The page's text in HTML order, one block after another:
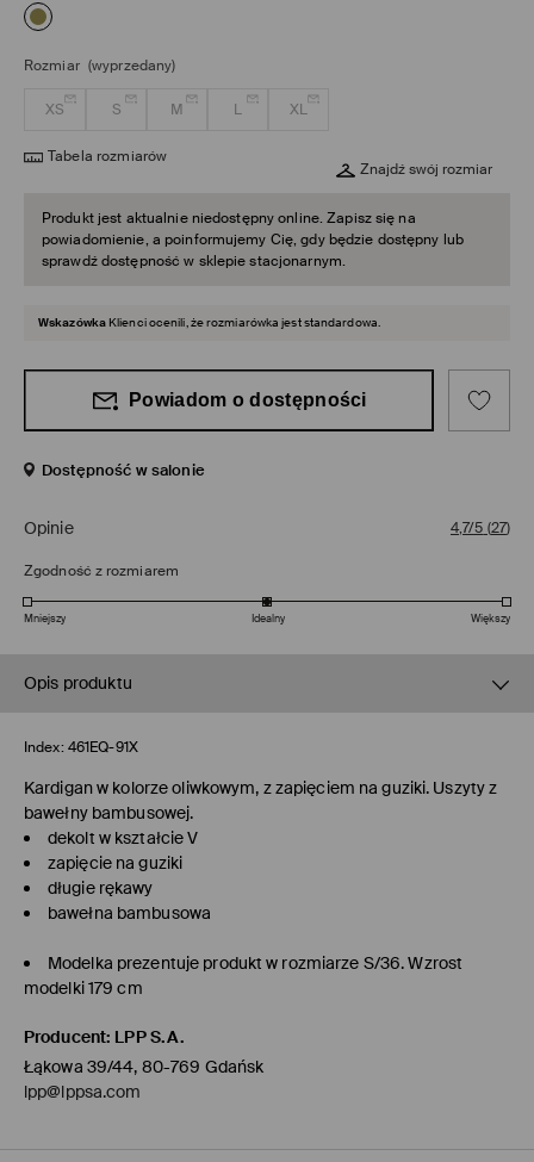
Rozmiar (wyprzedany)
XS S M L XL
Tabela rozmiarów
Znajdź swój rozmiar
Produkt jest aktualnie niedostępny online. Zapisz się na
powiadomienie, a poinformujemy Cię, gdy będzie dostępny lub
sprawdź dostępność w sklepie stacjonarnym.
Wskazówka Klienci ocenili, że rozmiarówka jest standardowa.
Powiadom o dostępności
Dostępność w salonie
Opinie 4,7/5 (27)
Zgodność z rozmiarem
Mniejszy Idealny Większy
Opis produktu
Index: 461EQ-91X
Kardigan w kolorze oliwkowym, z zapięciem na guziki. Uszyty z
bawełny bambusowej.
dekolt w kształcie V
zapięcie na guziki
długie rękawy
bawełna bambusowa
Modelka prezentuje produkt w rozmiarze S/36. Wzrost
modelki 179 cm
Producent: LPP S.A.
Łąkowa 39/44, 80-769 Gdańsk
lpp@lppsa.com